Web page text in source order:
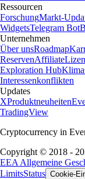
Ressourcen
ForschungMarkt-
WidgetsTelegram Bot
Unternehmen
Über unsRoadmap
ReservenAffiliate
Exploration HubKlima
Interessenkonflikten
Updates
XProduktneuheiten
TradingView
Cryptocurrency in
Copyright © 2018 -
EEA Allgemeine
LimitsStatus Cookie-